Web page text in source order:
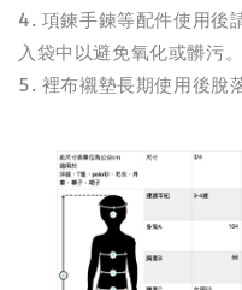
4. 項鍊手鍊等配件使用後
入袋中以避免氧化或髒污。
5. 裡布襯墊長期使用後脫